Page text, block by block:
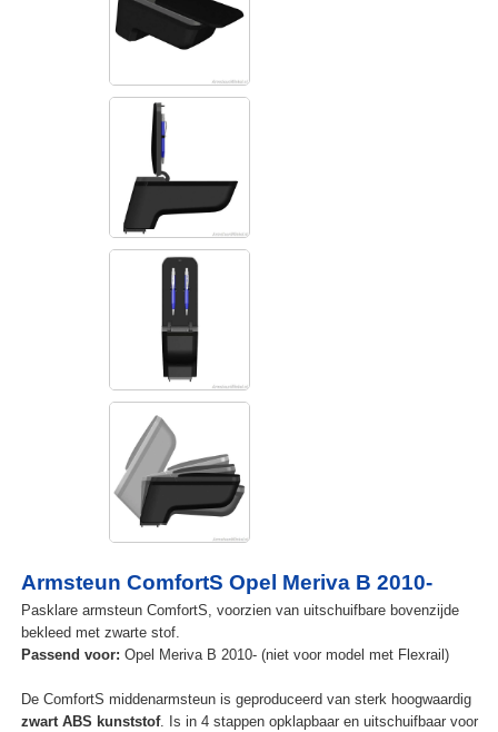
Armsteun ComfortS Opel Meriva B 2010-
Pasklare armsteun ComfortS, voorzien van uitschuifbare bovenzijde
bekleed met zwarte stof.
Passend voor: Opel Meriva B 2010- (niet voor model met Flexrail)
De ComfortS middenarmsteun is geproduceerd van sterk hoogwaardig
zwart ABS kunststof. Is in 4 stappen opklapbaar en uitschuifbaar voor